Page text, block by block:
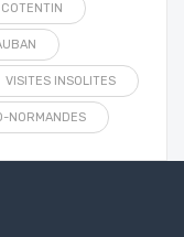
VISITES INSOLITES
NORMANDES